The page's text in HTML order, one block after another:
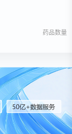
药品数量